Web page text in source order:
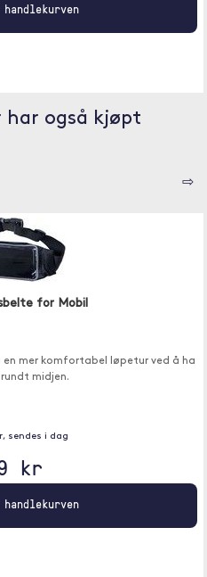
har også kjøpt
⇨
for Mobil
en mer komfortabel løpetur ved å ha
midjen.
sendes i dag
kr